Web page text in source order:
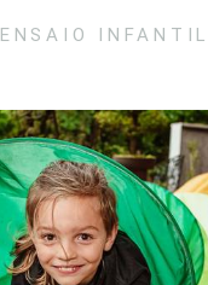
ENSAIO INFANTIL